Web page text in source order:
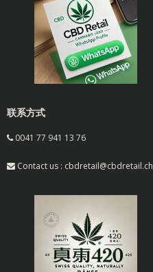
联系方式
0041 77 941 13 76
Contact us : cbdretail@cbdretail.ch